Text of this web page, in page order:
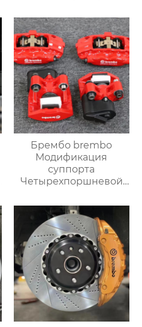
Переднее колесо для
Range Rover,
Специальный
тормозной комплект
Брембо brembo
Модификация
суппорта
Четырехпоршневой
колесо может быть
модифицировано
двойными
суппортами
электромеханический
суппорт